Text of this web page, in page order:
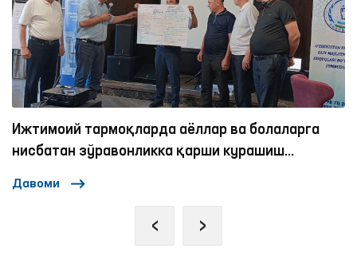
Ижтимоий тармоқларда аёллар ва болаларга
нисбатан зўравонликка қарши курашиш
Давоми
‹ ›